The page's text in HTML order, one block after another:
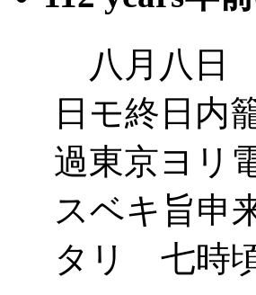
八月八日
日モ終日
過東京ヨリ
スベキ旨申
タリ 七時